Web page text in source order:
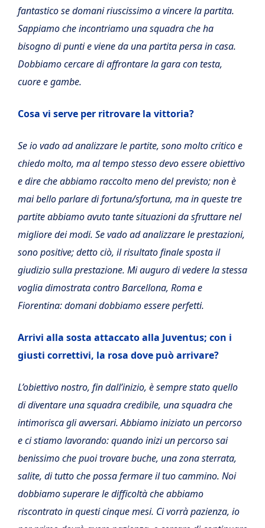
fantastico se domani riuscissimo a vincere la partita.
Sappiamo che incontriamo una squadra che ha
bisogno di punti e viene da una partita persa in casa.
Dobbiamo cercare di affrontare la gara con testa,
cuore e gambe.
Cosa vi serve per ritrovare la vittoria?
Se io vado ad analizzare le partite, sono molto critico e
chiedo molto, ma al tempo stesso devo essere obiettivo
e dire che abbiamo raccolto meno del previsto; non è
mai bello parlare di fortuna/sfortuna, ma in queste tre
partite abbiamo avuto tante situazioni da sfruttare nel
migliore dei modi. Se vado ad analizzare le prestazioni,
sono positive; detto ciò, il risultato finale sposta il
giudizio sulla prestazione. Mi auguro di vedere la stessa
voglia dimostrata contro Barcellona, Roma e
Fiorentina: domani dobbiamo essere perfetti.
Arrivi alla sosta attaccato alla Juventus; con i
giusti correttivi, la rosa dove può arrivare?
L’obiettivo nostro, fin dall’inizio, è sempre stato quello
di diventare una squadra credibile, una squadra che
intimorisca gli avversari. Abbiamo iniziato un percorso
e ci stiamo lavorando: quando inizi un percorso sai
benissimo che puoi trovare buche, una zona sterrata,
salite, di tutto che possa fermare il tuo cammino. Noi
dobbiamo superare le difficoltà che abbiamo
riscontrato in questi cinque mesi. Ci vorrà pazienza, io